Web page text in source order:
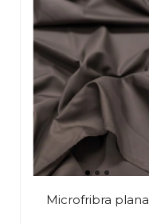
Microfribra plana